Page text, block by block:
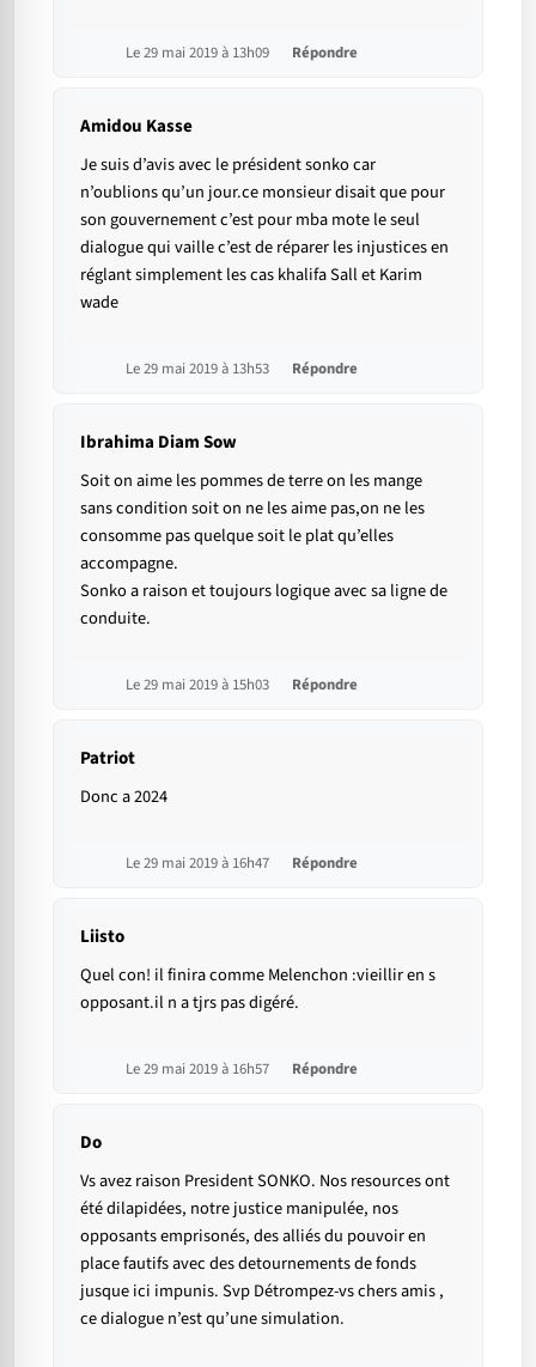
Le 29 mai 2019 à 13h09 Répondre
Amidou Kasse
Je suis d’avis avec le président sonko car
n’oublions qu’un jour.ce monsieur disait que pour
son gouvernement c’est pour mba mote le seul
dialogue qui vaille c’est de réparer les injustices en
réglant simplement les cas khalifa Sall et Karim
wade
Le 29 mai 2019 à 13h53 Répondre
Ibrahima Diam Sow
Soit on aime les pommes de terre on les mange
sans condition soit on ne les aime pas,on ne les
consomme pas quelque soit le plat qu’elles
accompagne.
Sonko a raison et toujours logique avec sa ligne de
conduite.
Le 29 mai 2019 à 15h03 Répondre
Patriot
Donc a 2024
Le 29 mai 2019 à 16h47 Répondre
Liisto
Quel con! il finira comme Melenchon :vieillir en s
opposant.il n a tjrs pas digéré.
Le 29 mai 2019 à 16h57 Répondre
Do
Vs avez raison President SONKO. Nos resources ont
été dilapidées, notre justice manipulée, nos
opposants emprisonés, des alliés du pouvoir en
place fautifs avec des detournements de fonds
jusque ici impunis. Svp Détrompez-vs chers amis ,
ce dialogue n’est qu’une simulation.